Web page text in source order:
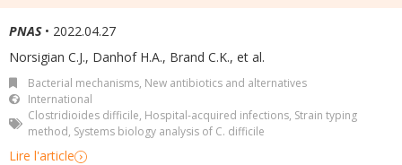
PNAS• 2022.04.27
Norsigian C.J., Danhof H.A., Brand C.K., et al.
Bacterial mechanisms, New antibiotics and alternatives
International
Clostridioides difficile, Hospital-acquired infections, Strain typing
method, Systems biology analysis of C. difficile
Lire l'article